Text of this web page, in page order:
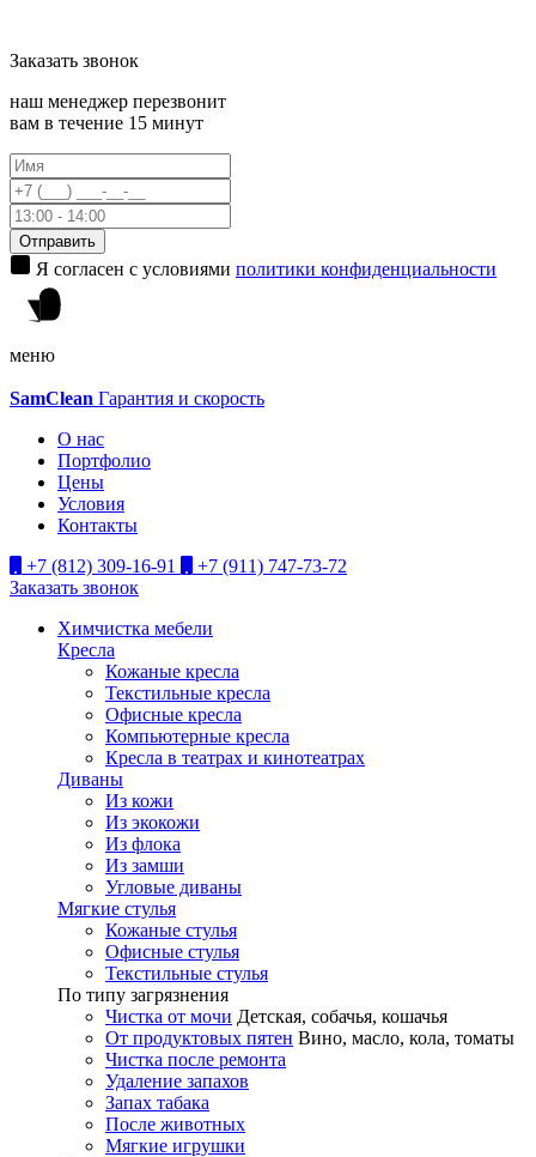
Заказать звонок
наш менеджер перезвонит
вам в течение 15 минут
Отправить
Я согласен с условиями политики конфиденциальности
меню
SamClean Гарантия и скорость
О нас
Портфолио
Цены
Условия
Контакты
+7 (812) 309-16-91
+7 (911) 747-73-72
Заказать звонок
Химчистка мебели
Кресла
Кожаные кресла
Текстильные кресла
Офисные кресла
Компьютерные кресла
Кресла в театрах и кинотеатрах
Диваны
Из кожи
Из экокожи
Из флока
Из замши
Угловые диваны
Мягкие стулья
Кожаные стулья
Офисные стулья
Текстильные стулья
По типу загрязнения
Чистка от мочи Детская, собачья, кошачья
От продуктовых пятен Вино, масло, кола, томаты
Чистка после ремонта
Удаление запахов
Запах табака
После животных
Мягкие игрушки